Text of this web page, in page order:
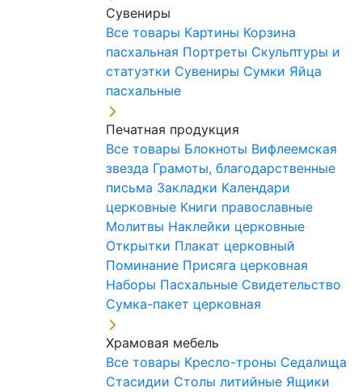
Сувениры
Все товары Картины Корзина
пасхальная Портреты Скульптуры и
статуэтки Сувениры Сумки Яйца
пасхальные
Печатная продукция
Все товары Блокноты Вифлеемская
звезда Грамоты, благодарственные
письма Закладки Календари
церковные Книги православные
Молитвы Наклейки церковные
Открытки Плакат церковный
Поминание Присяга церковная
Наборы Пасхальные Свидетельство
Сумка-пакет церковная
Храмовая мебель
Все товары Кресло-троны Седалища
Стасидии Столы литийные Ящики